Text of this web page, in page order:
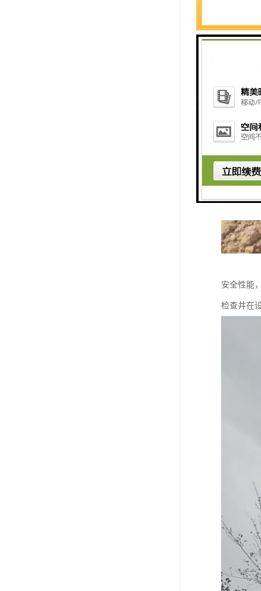
安全性能
检查井在